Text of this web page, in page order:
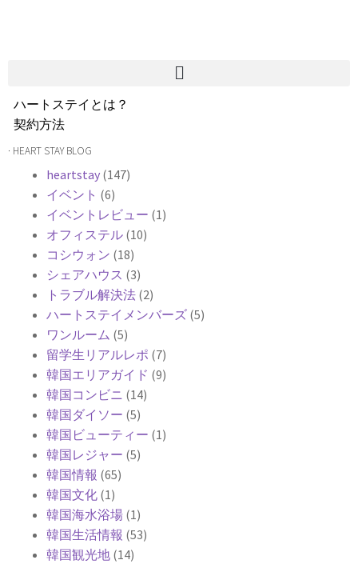
ハートステイとは？
契約方法
韓国不動産情報
よくある質問
Heartee
· HEART STAY BLOG
heartstay (147)
イベント (6)
イベントレビュー (1)
オフィステル (10)
コシウォン (18)
シェアハウス (3)
トラブル解決法 (2)
ハートステイメンバーズ (5)
ワンルーム (5)
留学生リアルレポ (7)
韓国エリアガイド (9)
韓国コンビニ (14)
韓国ダイソー (5)
韓国ビューティー (1)
韓国レジャー (5)
韓国情報 (65)
韓国文化 (1)
韓国海水浴場 (1)
韓国生活情報 (53)
韓国観光地 (14)